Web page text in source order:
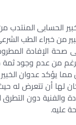
الحسابى المنتدب
خبراء الطب الشرعي
صحة الإفادة
من عدم وجود
يؤكد عدوان
لها أن تتعرض له
والفنية دون التطرق
عليه.